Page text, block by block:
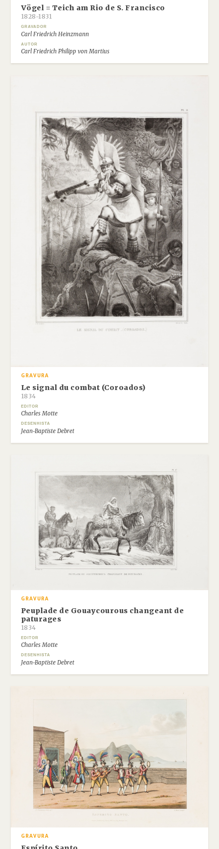
Vögel = Teich am Rio de S. Francisco
1828-1831
GRAVADOR
Carl Friedrich Heinzmann
AUTOR
Carl Friedrich Philipp von Martius
GRAVURA
Le signal du combat (Coroados)
1834
EDITOR
Charles Motte
DESENHISTA
Jean-Baptiste Debret
GRAVURA
Peuplade de Gouaycourous changeant de
paturages
1834
EDITOR
Charles Motte
DESENHISTA
Jean-Baptiste Debret
GRAVURA